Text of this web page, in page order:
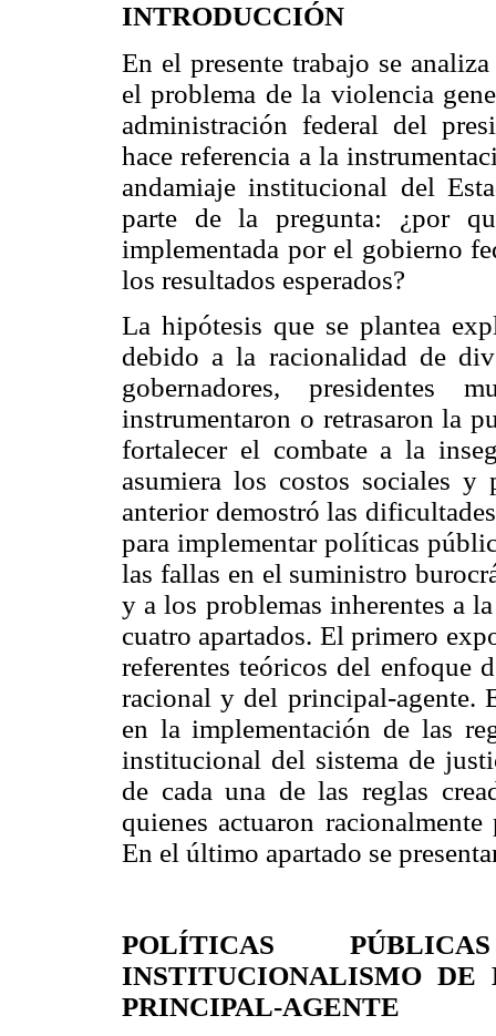
INTRODUCCIÓN
En el presente trabajo se
el problema de la violencia
administración federal del
hace referencia a la
andamiaje institucional del
parte de la pregunta: ¿por
implementada por el gobierno
los resultados esperados?
La hipótesis que se plantea
debido a la racionalidad de
gobernadores, presidentes
instrumentaron o retrasaron la
fortalecer el combate a la
asumiera los costos sociales
anterior demostró las
para implementar políticas
las fallas en el suministro
y a los problemas inherentes a
cuatro apartados. El primero
referentes teóricos del enfoque
racional y del principal-agente.
en la implementación de las
institucional del sistema de
de cada una de las reglas
quienes actuaron
En el último apartado se
POLÍTICAS
INSTITUCIONALISMO
PRINCIPAL-AGENTE